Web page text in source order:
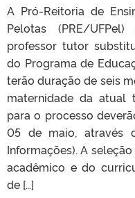
A Pró-Reitoria de
Pelotas (PRE/
professor tutor
do Programa de
terão duração de seis
maternidade da atual
para o processo
05 de maio, através
Informações). A
acadêmico e do
de […]